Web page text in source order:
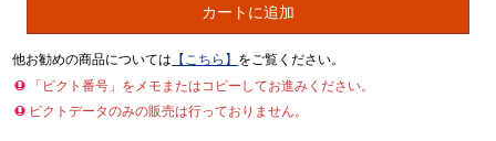
カートに追加
他お勧めの商品については 【こちら】 をご覧ください。
「ピクト番号」をメモまたはコピーしてお進みください。
ピクトデータのみの販売は行っておりません。